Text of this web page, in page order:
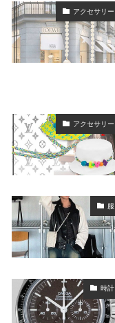
アクセサリー
アクセサリー
服
時計